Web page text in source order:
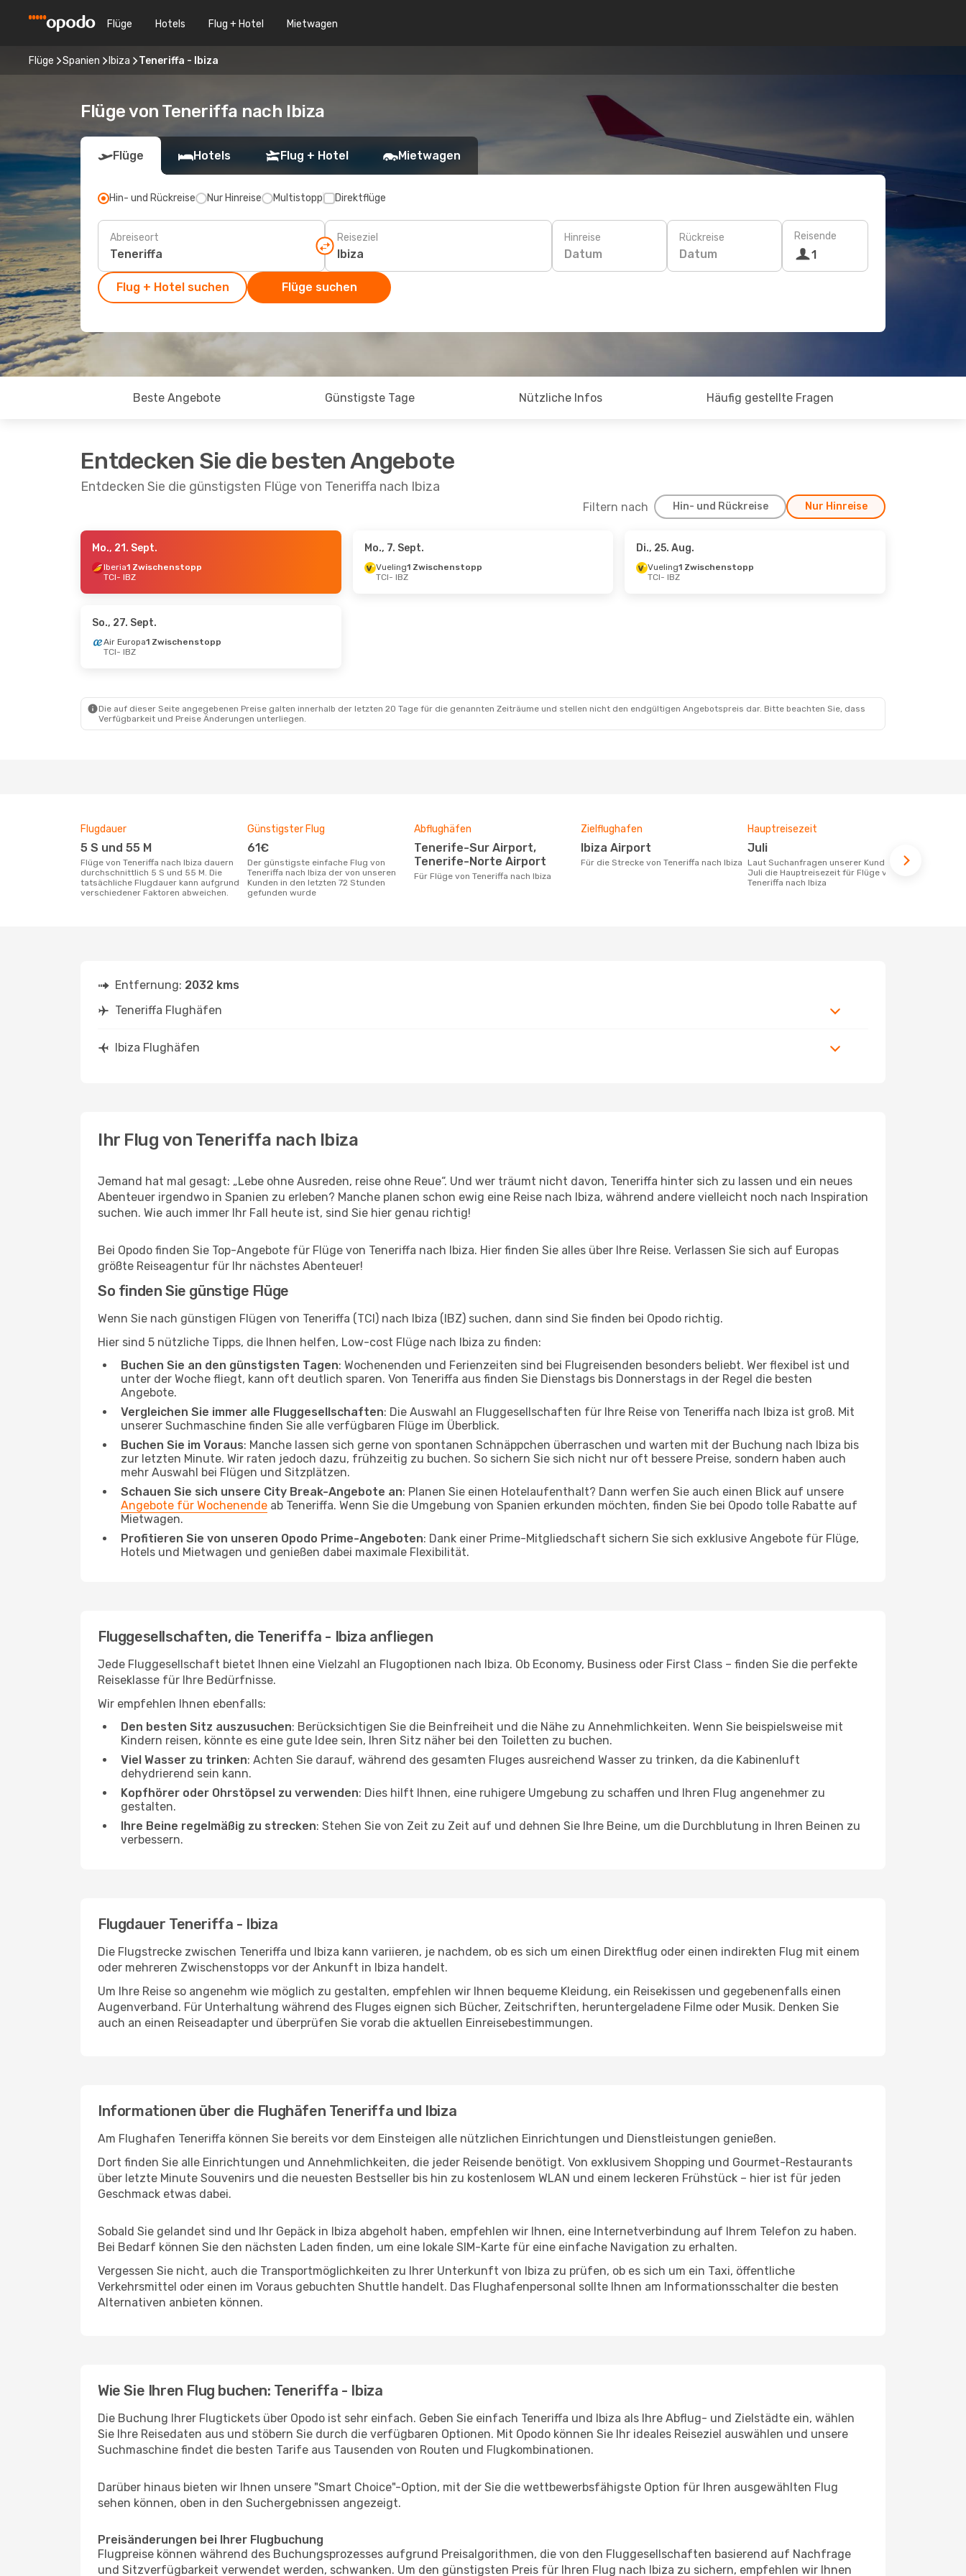
Flüge Hotels Flug + Hotel Mietwagen
Flüge Spanien Ibiza Teneriffa - Ibiza
Flüge von Teneriffa nach Ibiza
Flüge Hotels Flug + Hotel Mietwagen
Hin- und Rückreise Nur Hinreise Multistopp Direktflüge
Abreiseort Reiseziel Hinreise
Datum
Rückreise
Datum
Reisende
1
Flug + Hotel suchen Flüge suchen
Beste Angebote Günstigste Tage Nützliche Infos Häufig gestellte Fragen
Entdecken Sie die besten Angebote
Entdecken Sie die günstigsten Flüge von Teneriffa nach Ibiza
Filtern nach Hin- und Rückreise Nur Hinreise
- So., 20. Sept.
1 Zwischenstopp
- Sa., 3. Okt.
1 Zwischenstopp
- Do., 10. Sept.
1 Zwischenstopp
Mo., 21. Sept.
Iberia1 Zwischenstopp
TCI- IBZ
Mo., 7. Sept.
Vueling1 Zwischenstopp
TCI- IBZ
Di., 25. Aug.
Vueling1 Zwischenstopp
TCI- IBZ
So., 27. Sept.
Air Europa1 Zwischenstopp
TCI- IBZ
Die auf dieser Seite angegebenen Preise galten innerhalb der letzten 20 Tage für die genannten Zeiträume und stellen nicht den endgültigen Angebotspreis dar. Bitte beachten Sie, dass
Verfügbarkeit und Preise Änderungen unterliegen.
Flugdauer
5 S und 55 M
Flüge von Teneriffa nach Ibiza dauern
durchschnittlich 5 S und 55 M. Die
tatsächliche Flugdauer kann aufgrund
verschiedener Faktoren abweichen.
Günstigster Flug
61€
Der günstigste einfache Flug von
Teneriffa nach Ibiza der von unseren
Kunden in den letzten 72 Stunden
gefunden wurde
Abflughäfen
Tenerife-Sur Airport,
Tenerife-Norte Airport
Für Flüge von Teneriffa nach Ibiza
Zielflughafen
Ibiza Airport
Für die Strecke von Teneriffa nach Ibiza
Hauptreisezeit
Juli
Laut Suchanfragen unserer Kunden ist
Juli die Hauptreisezeit für Flüge von
Teneriffa nach Ibiza
Entfernung: 2032 kms
Teneriffa Flughäfen
Ibiza Flughäfen
Ihr Flug von Teneriffa nach Ibiza
Jemand hat mal gesagt: „Lebe ohne Ausreden, reise ohne Reue“. Und wer träumt nicht davon, Teneriffa hinter sich zu lassen und ein neues
Abenteuer irgendwo in Spanien zu erleben? Manche planen schon ewig eine Reise nach Ibiza, während andere vielleicht noch nach Inspiration
suchen. Wie auch immer Ihr Fall heute ist, sind Sie hier genau richtig!
Bei Opodo finden Sie Top-Angebote für Flüge von Teneriffa nach Ibiza. Hier finden Sie alles über Ihre Reise. Verlassen Sie sich auf Europas
größte Reiseagentur für Ihr nächstes Abenteuer!
So finden Sie günstige Flüge
Wenn Sie nach günstigen Flügen von Teneriffa (TCI) nach Ibiza (IBZ) suchen, dann sind Sie finden bei Opodo richtig.
Hier sind 5 nützliche Tipps, die Ihnen helfen, Low-cost Flüge nach Ibiza zu finden:
Buchen Sie an den günstigsten Tagen: Wochenenden und Ferienzeiten sind bei Flugreisenden besonders beliebt. Wer flexibel ist und
unter der Woche fliegt, kann oft deutlich sparen. Von Teneriffa aus finden Sie Dienstags bis Donnerstags in der Regel die besten
Angebote.
Vergleichen Sie immer alle Fluggesellschaften: Die Auswahl an Fluggesellschaften für Ihre Reise von Teneriffa nach Ibiza ist groß. Mit
unserer Suchmaschine finden Sie alle verfügbaren Flüge im Überblick.
Buchen Sie im Voraus: Manche lassen sich gerne von spontanen Schnäppchen überraschen und warten mit der Buchung nach Ibiza bis
zur letzten Minute. Wir raten jedoch dazu, frühzeitig zu buchen. So sichern Sie sich nicht nur oft bessere Preise, sondern haben auch
mehr Auswahl bei Flügen und Sitzplätzen.
Schauen Sie sich unsere City Break-Angebote an: Planen Sie einen Hotelaufenthalt? Dann werfen Sie auch einen Blick auf unsere
Angebote für Wochenende ab Teneriffa. Wenn Sie die Umgebung von Spanien erkunden möchten, finden Sie bei Opodo tolle Rabatte auf
Mietwagen.
Profitieren Sie von unseren Opodo Prime-Angeboten: Dank einer Prime-Mitgliedschaft sichern Sie sich exklusive Angebote für Flüge,
Hotels und Mietwagen und genießen dabei maximale Flexibilität.
Fluggesellschaften, die Teneriffa - Ibiza anfliegen
Jede Fluggesellschaft bietet Ihnen eine Vielzahl an Flugoptionen nach Ibiza. Ob Economy, Business oder First Class – finden Sie die perfekte
Reiseklasse für Ihre Bedürfnisse.
Wir empfehlen Ihnen ebenfalls:
Den besten Sitz auszusuchen: Berücksichtigen Sie die Beinfreiheit und die Nähe zu Annehmlichkeiten. Wenn Sie beispielsweise mit
Kindern reisen, könnte es eine gute Idee sein, Ihren Sitz näher bei den Toiletten zu buchen.
Viel Wasser zu trinken: Achten Sie darauf, während des gesamten Fluges ausreichend Wasser zu trinken, da die Kabinenluft
dehydrierend sein kann.
Kopfhörer oder Ohrstöpsel zu verwenden: Dies hilft Ihnen, eine ruhigere Umgebung zu schaffen und Ihren Flug angenehmer zu
gestalten.
Ihre Beine regelmäßig zu strecken: Stehen Sie von Zeit zu Zeit auf und dehnen Sie Ihre Beine, um die Durchblutung in Ihren Beinen zu
verbessern.
Flugdauer Teneriffa - Ibiza
Die Flugstrecke zwischen Teneriffa und Ibiza kann variieren, je nachdem, ob es sich um einen Direktflug oder einen indirekten Flug mit einem
oder mehreren Zwischenstopps vor der Ankunft in Ibiza handelt.
Um Ihre Reise so angenehm wie möglich zu gestalten, empfehlen wir Ihnen bequeme Kleidung, ein Reisekissen und gegebenenfalls einen
Augenverband. Für Unterhaltung während des Fluges eignen sich Bücher, Zeitschriften, heruntergeladene Filme oder Musik. Denken Sie
auch an einen Reiseadapter und überprüfen Sie vorab die aktuellen Einreisebestimmungen.
Informationen über die Flughäfen Teneriffa und Ibiza
Am Flughafen Teneriffa können Sie bereits vor dem Einsteigen alle nützlichen Einrichtungen und Dienstleistungen genießen.
Dort finden Sie alle Einrichtungen und Annehmlichkeiten, die jeder Reisende benötigt. Von exklusivem Shopping und Gourmet-Restaurants
über letzte Minute Souvenirs und die neuesten Bestseller bis hin zu kostenlosem WLAN und einem leckeren Frühstück – hier ist für jeden
Geschmack etwas dabei.
Sobald Sie gelandet sind und Ihr Gepäck in Ibiza abgeholt haben, empfehlen wir Ihnen, eine Internetverbindung auf Ihrem Telefon zu haben.
Bei Bedarf können Sie den nächsten Laden finden, um eine lokale SIM-Karte für eine einfache Navigation zu erhalten.
Vergessen Sie nicht, auch die Transportmöglichkeiten zu Ihrer Unterkunft von Ibiza zu prüfen, ob es sich um ein Taxi, öffentliche
Verkehrsmittel oder einen im Voraus gebuchten Shuttle handelt. Das Flughafenpersonal sollte Ihnen am Informationsschalter die besten
Alternativen anbieten können.
Wie Sie Ihren Flug buchen: Teneriffa - Ibiza
Die Buchung Ihrer Flugtickets über Opodo ist sehr einfach. Geben Sie einfach Teneriffa und Ibiza als Ihre Abflug- und Zielstädte ein, wählen
Sie Ihre Reisedaten aus und stöbern Sie durch die verfügbaren Optionen. Mit Opodo können Sie Ihr ideales Reiseziel auswählen und unsere
Suchmaschine findet die besten Tarife aus Tausenden von Routen und Flugkombinationen.
Darüber hinaus bieten wir Ihnen unsere "Smart Choice"-Option, mit der Sie die wettbewerbsfähigste Option für Ihren ausgewählten Flug
sehen können, oben in den Suchergebnissen angezeigt.
Preisänderungen bei Ihrer Flugbuchung
Flugpreise können während des Buchungsprozesses aufgrund Preisalgorithmen, die von den Fluggesellschaften basierend auf Nachfrage
und Sitzverfügbarkeit verwendet werden, schwanken. Um den günstigsten Preis für Ihren Flug nach Ibiza zu sichern, empfehlen wir Ihnen